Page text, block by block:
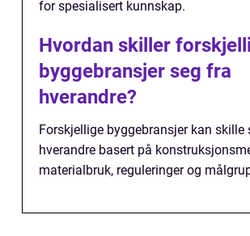
for spesialisert kunnskap.
Hvordan skiller
byggebransjer seg fra
hverandre?
Forskjellige byggebransjer kan skille
hverandre basert på
materialbruk, reguleringer og